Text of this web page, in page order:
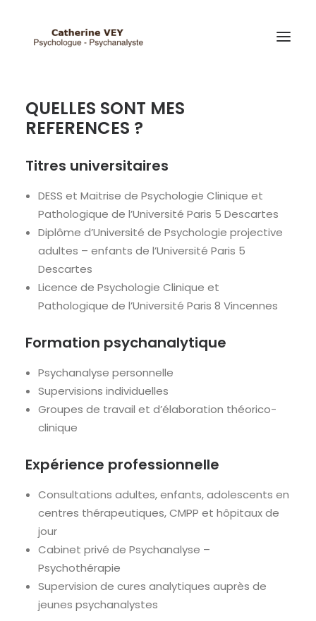
QUELLES SONT MES
REFERENCES ?
Titres universitaires
DESS et Maitrise de Psychologie Clinique et
Pathologique de l’Université Paris 5 Descartes
Diplôme d’Université de Psychologie projective
adultes – enfants de l’Université Paris 5
Descartes
Licence de Psychologie Clinique et
Pathologique de l’Université Paris 8 Vincennes
Formation psychanalytique
Psychanalyse personnelle
Supervisions individuelles
Groupes de travail et d’élaboration théorico-
clinique
Expérience professionnelle
Consultations adultes, enfants, adolescents en
centres thérapeutiques, CMPP et hôpitaux de
jour
Cabinet privé de Psychanalyse –
Psychothérapie
Supervision de cures analytiques auprès de
jeunes psychanalystes